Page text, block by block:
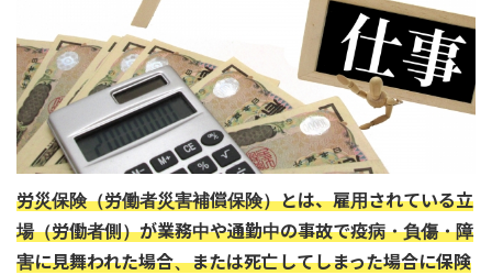
労災保険（労働者災害補償保険）とは、雇用されている立
場（労働者側）が業務中や通勤中の事故で疫病・負傷・障
害に見舞われた場合、または死亡してしまった場合に保険